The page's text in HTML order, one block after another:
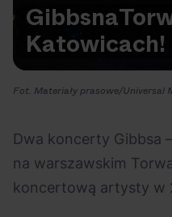
Na czasie
Polecane Scena Impostora
Gibbsna
Katowicach!
Fot. Materiały prasowe/Universal
Dwa koncerty Gibbsa
na warszawskim
koncertową artysty w